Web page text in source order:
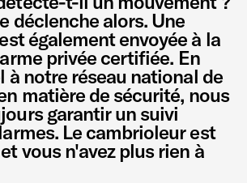
déclenche alors. Une
également envoyée à la
privée certifiée. En
à notre réseau national de
matière de sécurité, nous
garantir un suivi
Le cambrioleur est
vous n'avez plus rien à